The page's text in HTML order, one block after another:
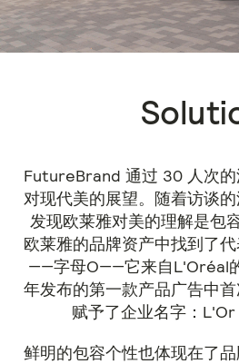
FutureBrand 通过 30 人次
对现代美的展望。随着访谈
发现欧莱雅对美的理解是包
欧莱雅的品牌资产中找到了
——字母O——它来自L'Oréal
年发布的第一款产品广告中
赋予了企业名字：L'Or
鲜明的包容个性也体现在了